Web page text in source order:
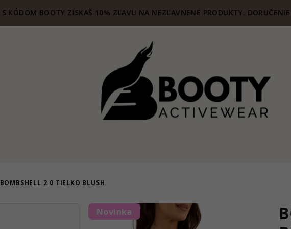
S KÓDOM BOOTY ZÍSKAŠ 10% ZĽAVU NA NEZĽAVNENÉ PRODUKTY.
BOMBSHELL 2.0 TIELKO BLUSH
Novinka